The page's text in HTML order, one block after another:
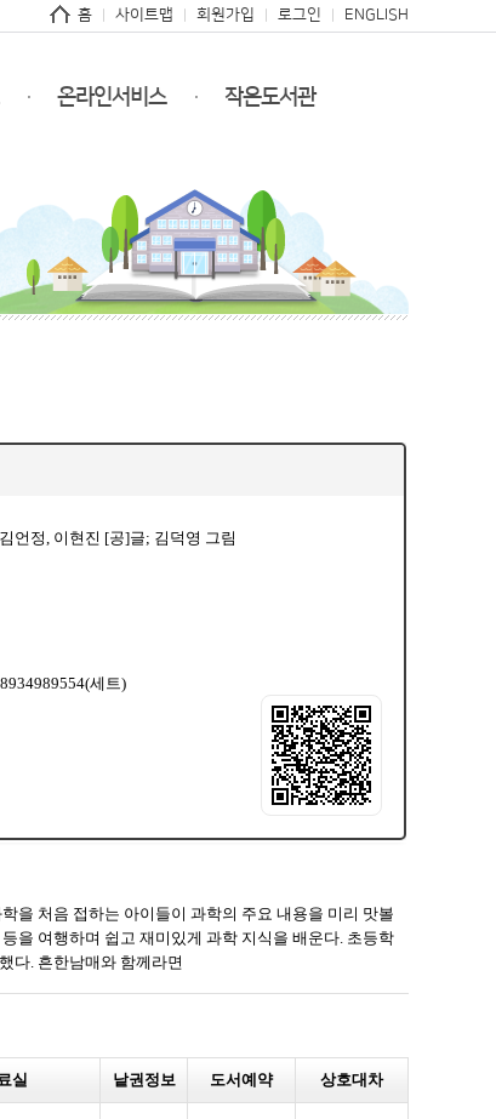
홈 사이트맵 회원가입 로그인 ENGLISH
온라인서비스 작은도서관